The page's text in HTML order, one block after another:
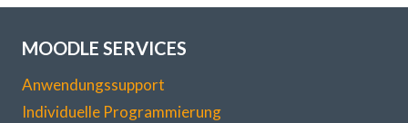
MOODLE SERVICES
Anwendungssupport
Individuelle Programmierung